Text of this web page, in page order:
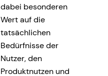
dabei besonderen
Wert auf die
tatsächlichen
Bedürfnisse der
Nutzer, den
Produktnutzen und